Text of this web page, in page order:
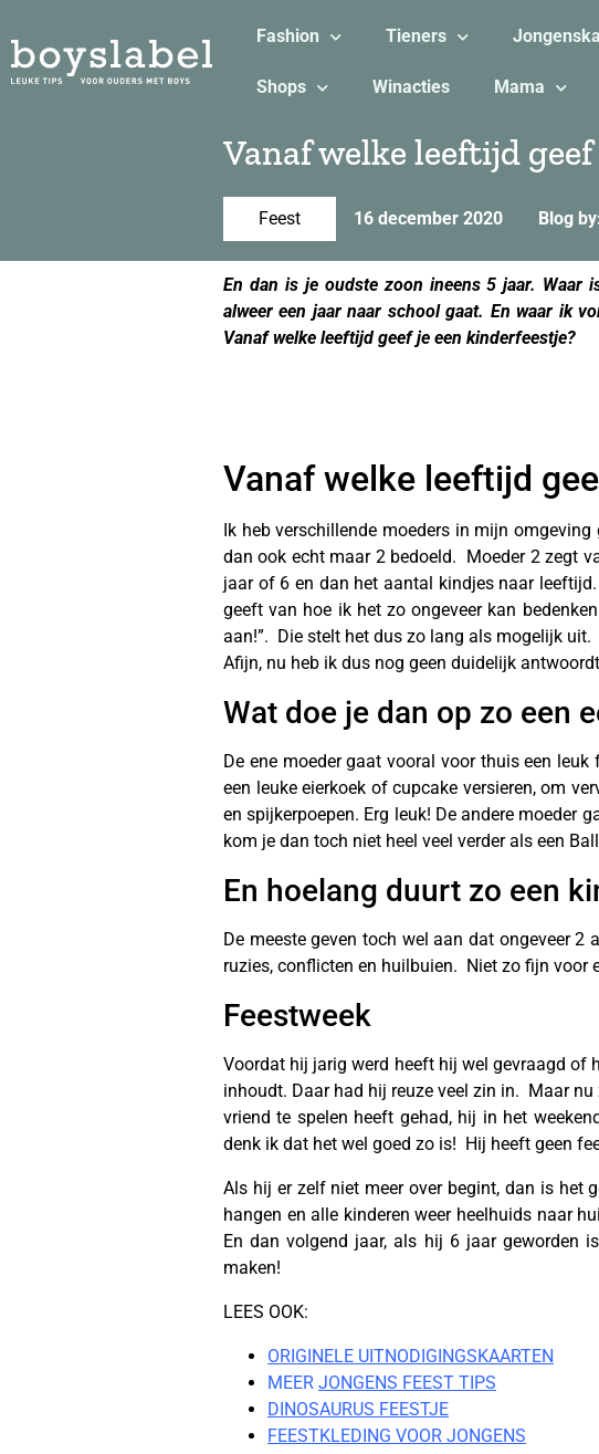
Fashion Tieners
Shops Winacties Mama
Vanaf welke leeftijd
Feest 16 december 2020 Blog
En dan is je oudste zoon ineens 5 jaar. Waar
alweer een jaar naar school gaat. En waar ik
Vanaf welke leeftijd geef je een kinderfeestje?
Vanaf welke leeftijd
Ik heb verschillende moeders in mijn
dan ook echt maar 2 bedoeld. Moeder 2 zegt
jaar of 6 en dan het aantal kindjes naar
geeft van hoe ik het zo ongeveer kan
aan!”. Die stelt het dus zo lang als mogelijk uit.
Afijn, nu heb ik dus nog geen duidelijk
Wat doe je dan op zo een
De ene moeder gaat vooral voor thuis een
een leuke eierkoek of cupcake versieren, om
en spijkerpoepen. Erg leuk! De andere moeder
kom je dan toch niet heel veel verder als een
En hoelang duurt zo een
De meeste geven toch wel aan dat ongeveer
ruzies, conflicten en huilbuien. Niet zo fijn voor
Feestweek
Voordat hij jarig werd heeft hij wel gevraagd of
inhoudt. Daar had hij reuze veel zin in. Maar
vriend te spelen heeft gehad, hij in het
denk ik dat het wel goed zo is! Hij heeft geen
Als hij er zelf niet meer over begint, dan is het
hangen en alle kinderen weer heelhuids naar
En dan volgend jaar, als hij 6 jaar geworden
maken!
LEES OOK:
ORIGINELE UITNODIGINGSKAARTEN
MEER JONGENS FEEST TIPS
DINOSAURUS FEESTJE
FEESTKLEDING VOOR JONGENS